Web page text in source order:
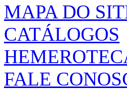
MAPA DO
CATÁLOGOS
FALE